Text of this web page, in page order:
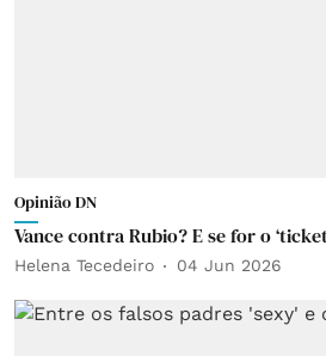
Opinião DN
Vance contra Rubio? E se for o
Helena Tecedeiro 04 Jun 2026